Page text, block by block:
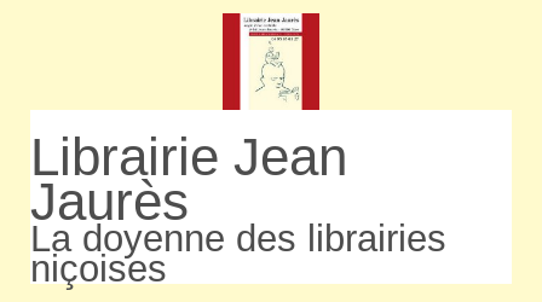
Librairie Jean
Jaurès
La doyenne des librairies
niçoises